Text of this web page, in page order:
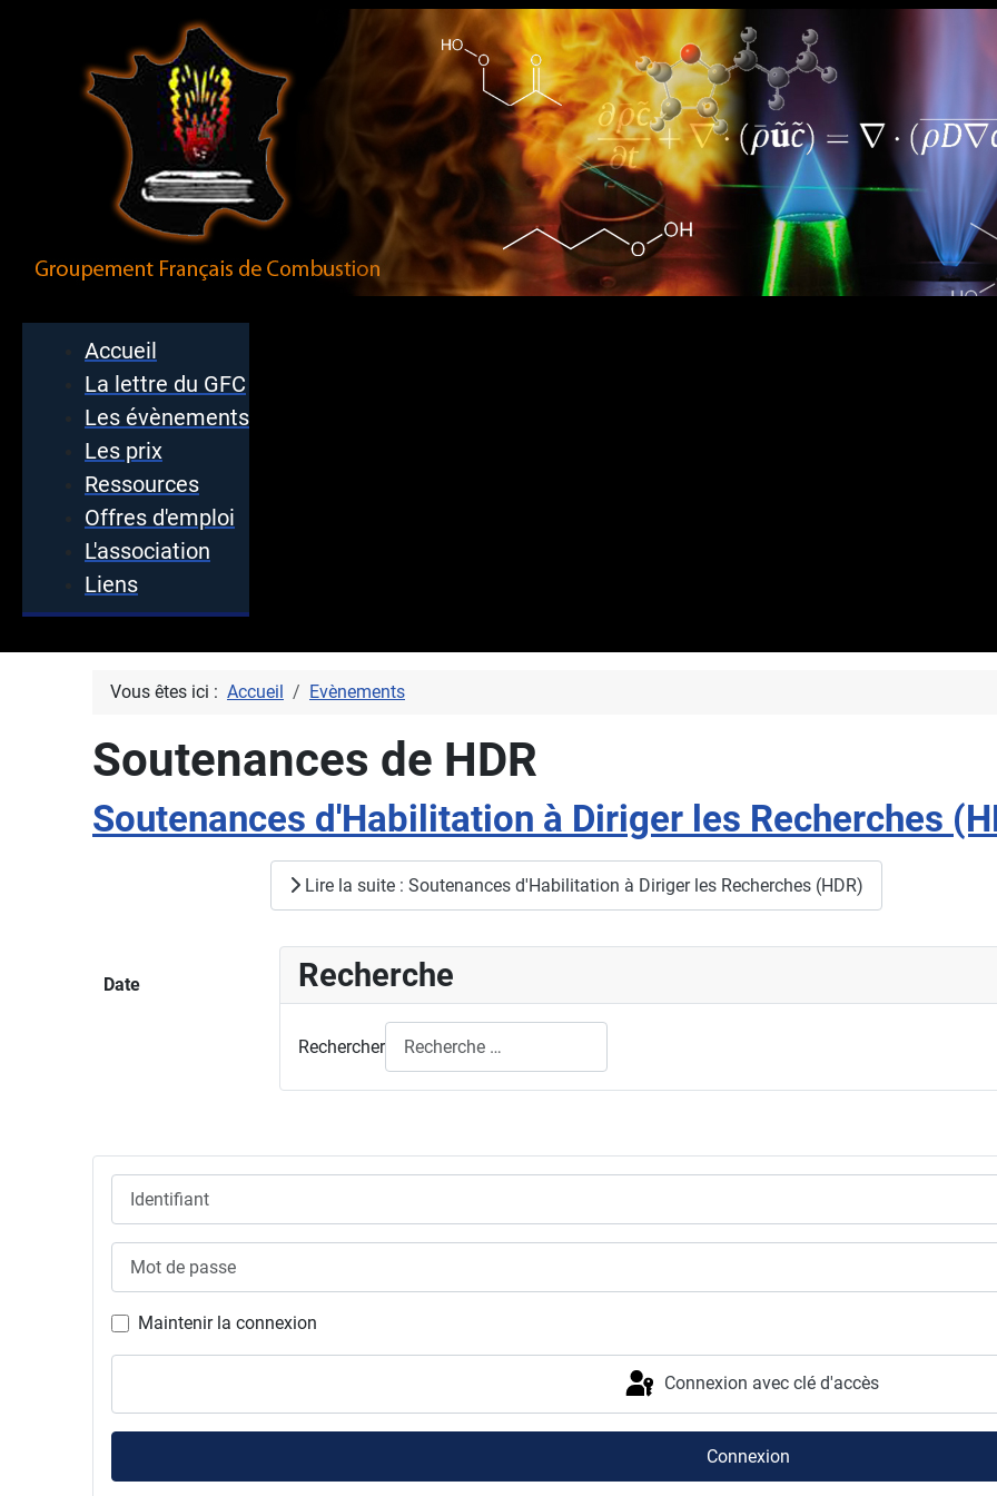
Accueil
La lettre du GFC
Les évènements
Les prix
Ressources
Offres d'emploi
L'association
Liens
Maintenir la connexion
Connexion avec clé d'accès
Connexion
Vous êtes ici : Accueil Evènements
Soutenances de HDR
Soutenances d'Habilitation à Diriger les Recherches
Date
Lire la suite : Soutenances d'Habilitation à Diriger les Recherches (HDR)
Recherche
Rechercher